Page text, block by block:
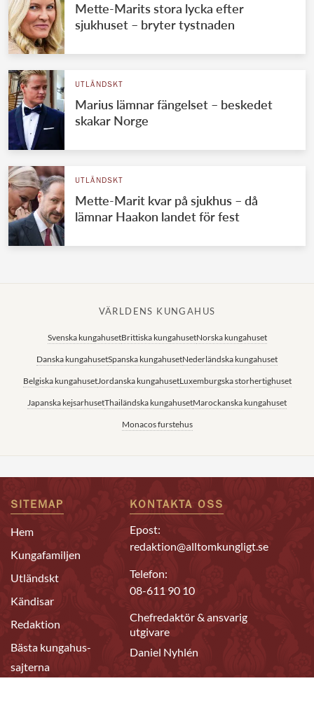
Mette-Marits stora lycka efter
sjukhuset – bryter tystnaden
UTLÄNDSKT
Marius lämnar fängelset – beskedet
skakar Norge
UTLÄNDSKT
Mette-Marit kvar på sjukhus – då
lämnar Haakon landet för fest
VÄRLDENS KUNGAHUS
Svenska kungahusetBrittiska kungahusetNorska kungahuset
Danska kungahusetSpanska kungahusetNederländska kungahuset
Belgiska kungahusetJordanska kungahusetLuxemburgska storhertighuset
Japanska kejsarhusetThailändska kungahusetMarockanska kungahuset
Monacos furstehus
SITEMAP
Hem
Kungafamiljen
Utländskt
Kändisar
Redaktion
Bästa kungahus-
sajterna
KONTAKTA OSS
Epost:
redaktion@alltomkungligt.se
Telefon:
08-611 90 10
Chefredaktör & ansvarig
utgivare
Daniel Nyhlén